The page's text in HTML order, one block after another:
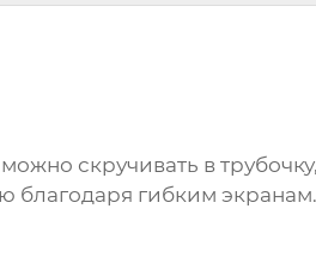
скручивать в
благодаря гибким